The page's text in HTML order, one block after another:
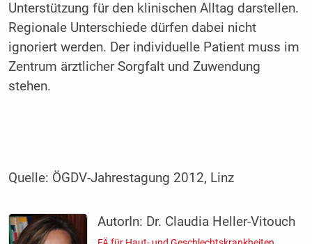
Unterstützung für den klinischen Alltag darstellen.
Regionale Unterschiede dürfen dabei nicht
ignoriert werden. Der individuelle Patient muss im
Zentrum ärztlicher Sorgfalt und Zuwendung
stehen.
Quelle: ÖGDV-Jahrestagung 2012, Linz
AutorIn: Dr. Claudia Heller-Vitouch